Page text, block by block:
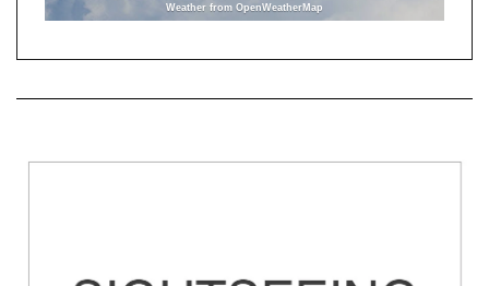
Weather from OpenWeatherMap